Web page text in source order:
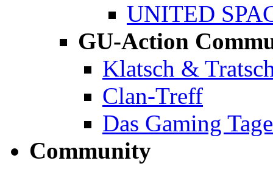
UNITED
GU-Action
Klatsch &
Clan-Treff
Das Gaming
Community